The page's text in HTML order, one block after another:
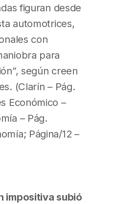
figuran desde
automotrices,
con
para
según creen
(Clarín – Pág.
Económico –
– Pág.
Página/12 –
impositiva subió